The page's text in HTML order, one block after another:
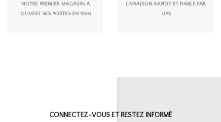
NOTRE PREMIER MAGASIN A
OUVERT SES PORTES EN 1996
LIVRAISON RAPIDE ET FIABLE PAR
UPS
CONNECTEZ-VOUS ET RESTEZ INFORMÉ